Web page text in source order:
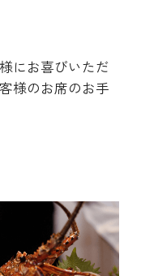
にお喜びいただ
様のお席のお手